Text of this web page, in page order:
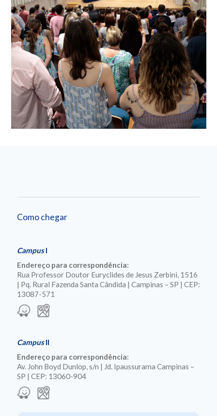
Como chegar
CampusI
Endereço para correspondência:
Rua Professor Doutor Euryclides de Jesus Zerbini, 1516
| Pq. Rural Fazenda Santa Cândida | Campinas – SP | CEP:
13087-571
CampusII
Endereço para correspondência:
Av. John Boyd Dunlop, s/n | Jd. Ipaussurama Campinas –
SP | CEP: 13060-904